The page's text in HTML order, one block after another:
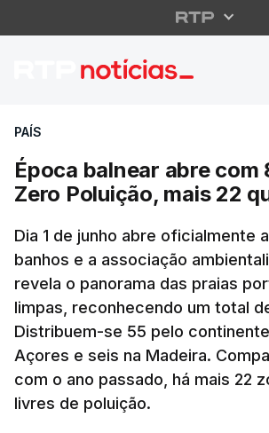
Época
PAÍS
Época balnear abre com
Zero Poluição, mais 22
Dia 1 de junho abre oficialmente
banhos e a associação
revela o panorama das praias
limpas, reconhecendo um total
Distribuem-se 55 pelo
Açores e seis na Madeira.
com o ano passado, há mais 22
livres de poluição.